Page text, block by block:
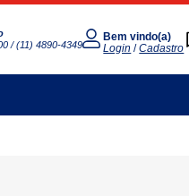
/ (11) 4890-4349
Bem vindo(a)
Login /Cadastro